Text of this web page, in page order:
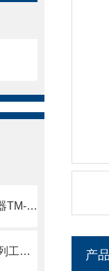
TAKIKAWA泷川外径不规则检测器TM-503W
日本ISOWATEC沃森马洛630 系列工艺泵北崎热卖 产